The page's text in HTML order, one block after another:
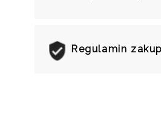
Regulamin